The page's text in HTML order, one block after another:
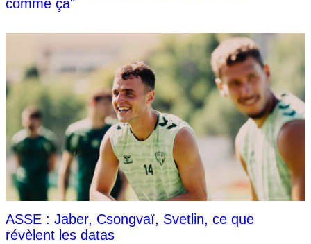
comme ça"
ASSE : Jaber, Csongvaï, Svetlin, ce que
révèlent les datas